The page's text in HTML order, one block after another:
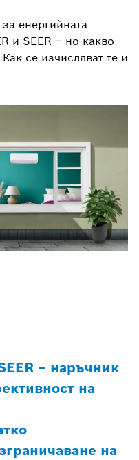
енергийната
и SEER – но какво
се изчисляват те и
– наръчник
на
на